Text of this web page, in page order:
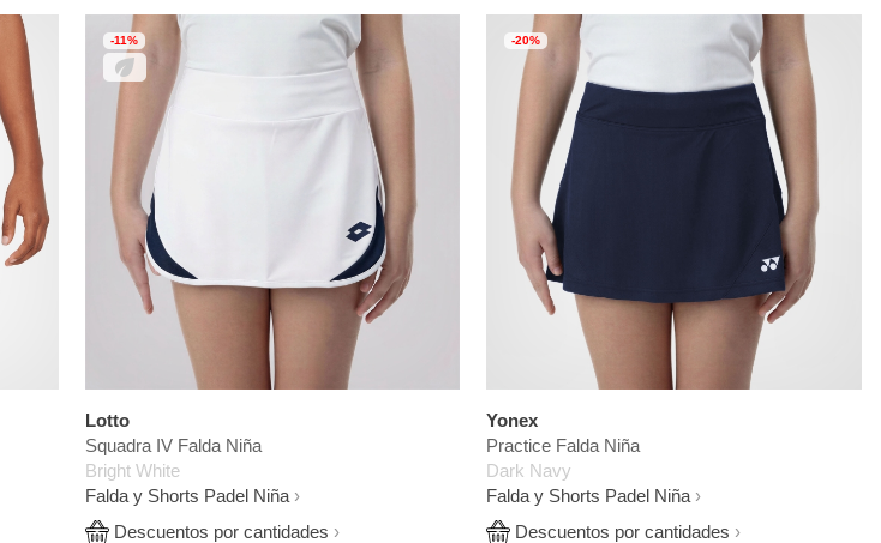
-11%
Lotto
Squadra IV Falda Niña
Bright White
Falda y Shorts Padel Niña
Descuentos por cantidades
-20%
Yonex
Practice Falda Niña
Dark Navy
Falda y Shorts Padel Niña
Descuentos por cantidades